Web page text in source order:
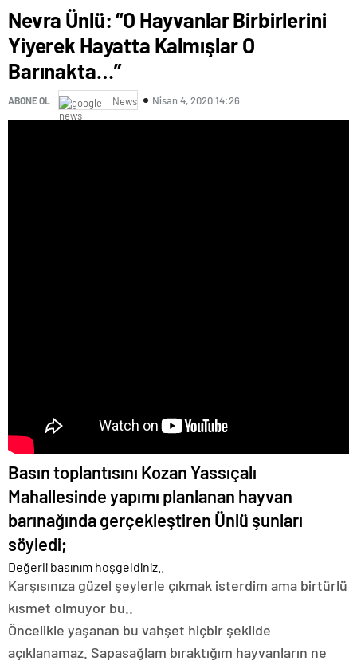
Nevra Ünlü: “O Hayvanlar Birbirlerini
Yiyerek Hayatta Kalmışlar O
Barınakta…”
ABONE OL News Nisan 4, 2020 14:26
Basın toplantısını Kozan Yassıçalı
Mahallesinde yapımı planlanan hayvan
barınağında gerçekleştiren Ünlü şunları
söyledi;
Değerli basınım hoşgeldiniz..
Karşısınıza güzel şeylerle çıkmak isterdim ama birtürlü
kısmet olmuyor bu..
Öncelikle yaşanan bu vahşet hiçbir şekilde
açıklanamaz. Sapasağlam bıraktığım hayvanların ne